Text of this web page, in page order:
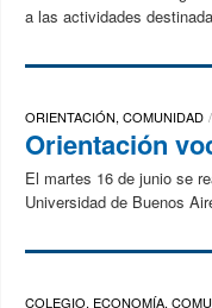
a las actividades
ORIENTACIÓN, COMUNIDAD
Orientación
El martes 16 de junio se
Universidad de Buenos
COLEGIO, ECONOMÍA,